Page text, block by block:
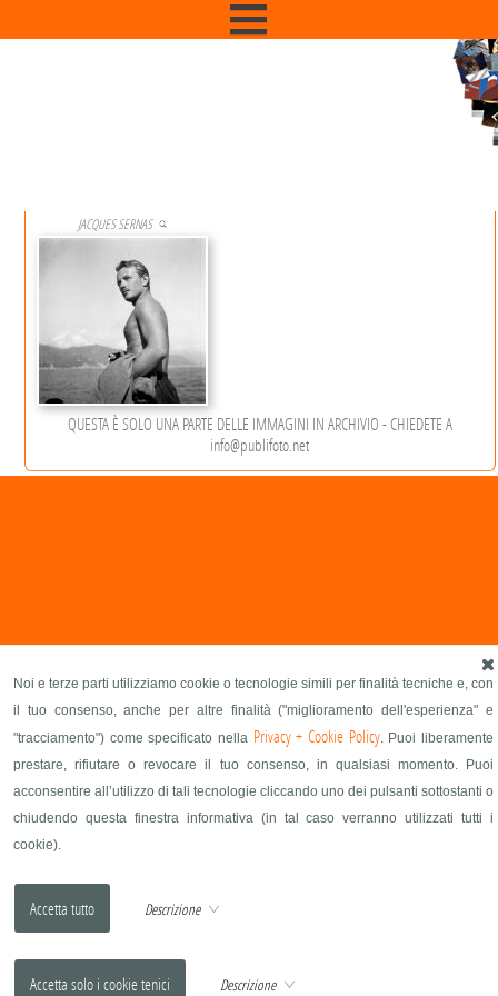
Noi e terze parti utilizziamo cookie o tecnologie simili per finalità tecniche e, con
il tuo consenso, anche per altre finalità ("miglioramento dell'esperienza" e
"tracciamento") come specificato nella Privacy + Cookie Policy. Puoi liberamente
prestare, rifiutare o revocare il tuo consenso, in qualsiasi momento. Puoi
acconsentire all’utilizzo di tali tecnologie cliccando uno dei pulsanti sottostanti o
chiudendo questa finestra informativa (in tal caso verranno utilizzati tutti i
cookie).
Descrizione
Descrizione
JACQUES SERNAS
QUESTA È SOLO UNA PARTE DELLE IMMAGINI IN ARCHIVIO - CHIEDETE A
info@publifoto.net